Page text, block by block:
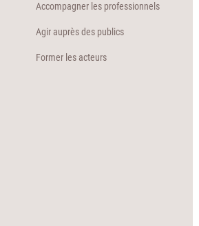
Accompagner les professionnels
Agir auprès des publics
Former les acteurs